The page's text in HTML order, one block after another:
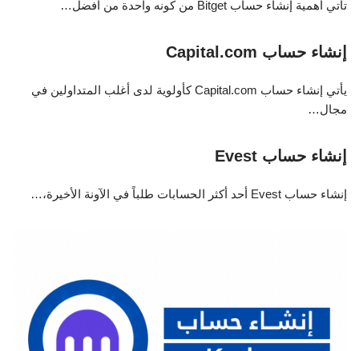
تأتي أهمية إنشاء حساب Bitget من كونه واحدة من أفضل…
إنشاء حساب Capital.com
يأتي إنشاء حساب Capital.com كأولوية لدى أغلب المتداولين في
مجال…
إنشاء حساب Evest
إنشاء حساب Evest أحد أكثر الحسابات طلباً في الآونة الأخيرة،…